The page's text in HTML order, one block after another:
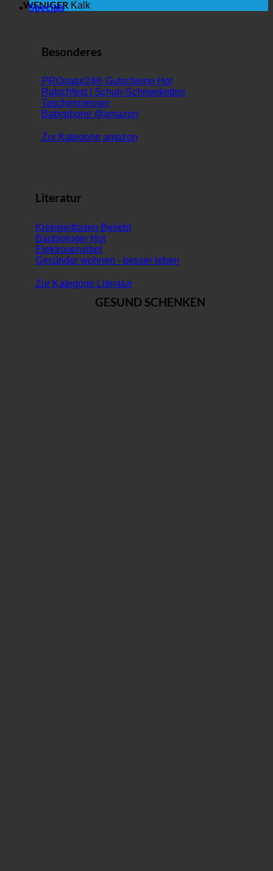
WENIGER Kalk
Specials
Besonderes
PROnatur24® Gutscheine
Rutschfest | Schuh-Schneeketten
Taschenmesser
Babyphone @amazon
Zur Kategorie amazon
Literatur
Krebsleitfaden
Baubiologie
Elektrosensibel
Gesünder wohnen - besser leben
Zur Kategorie Literatur
GESUND SCHENKEN